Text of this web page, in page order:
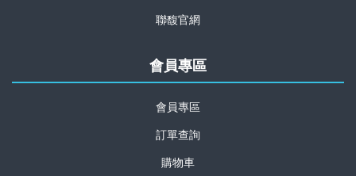
聯馥官網
會員專區
會員專區
訂單查詢
購物車